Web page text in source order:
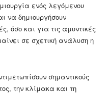
ενός λεγόμενου
να δημιουργήσουν
όσο και για τις αμυντικές
σε σχετική ανάλυση η
σημαντικούς
την κλίμακα και τη